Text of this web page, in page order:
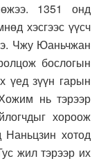
1351 онд
хэсгээс үүсч
Чжу Юаньчжан
бослогын
үед зүүн гарын
нь тэрээр
хороож
хотод
жил тэрээр их